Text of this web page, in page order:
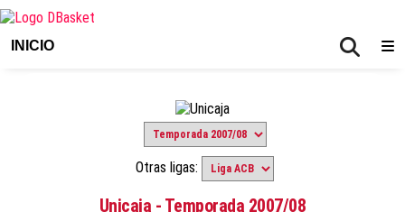
INICIO
Otras ligas:
Unicaja - Temporada 2007/08